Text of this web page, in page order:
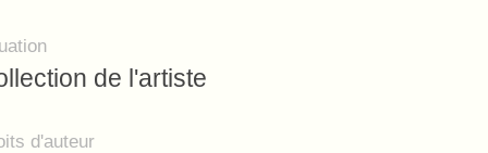
de l'artiste
d'auteur